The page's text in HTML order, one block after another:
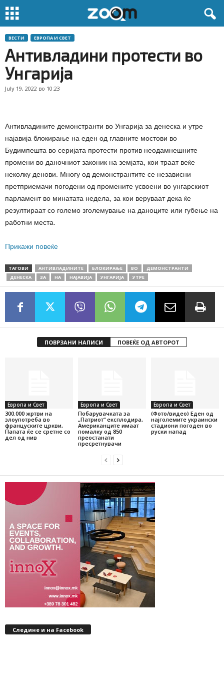
ВЕСТИ ЕВРОПА И СВЕТ
Aнтивладини протести во
Унгарија
July 19, 2022 во 10:23
Антивладините демонстранти во Унгарија за денеска и утре
најавија блокирање на еден од главните мостови во
Будимпешта во серијата протести против неодамнешните
промени во даночниот законик на земјата, кои траат веќе
неколку денови. Многу од демонстрантите се независни
претприемачи погодени од промените усвоени во унгарскиот
парламент во минатата недела, за кои веруваат дека ќе
резултираат со големо зголемување на даноците или губење на
работни места.
Прикажи повеќе
ТАГОВИ АНТИВЛАДИНИТЕ БЛОКИРАЊЕ ВО
ДЕМОНСТРАНТИ
ДЕНЕСКА
ЗА НА НАЈАВИЈА УНГАРИЈА УТРЕ
ПОВРЗАНИ НАПИСИ ПОВЕЌЕ ОД АВТОРОТ
Европа и Свет
300.000 жртви на
злоупотреба во
француските цркви,
Папата ќе се сретне со
дел од нив
Европа и Свет
Побарувачката за
„Патриот“ експлодира,
Американците имаат
помалку од 850
преостанати
пресретнувачи
Европа и Свет
(Фото/видео) Еден од
најголемите украински
стадиони погоден во
руски напад
Следине и на Facebook